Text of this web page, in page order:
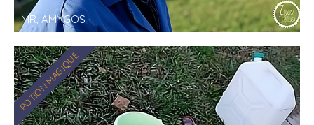
MR, AMYGOS
POTION MAGIQUE